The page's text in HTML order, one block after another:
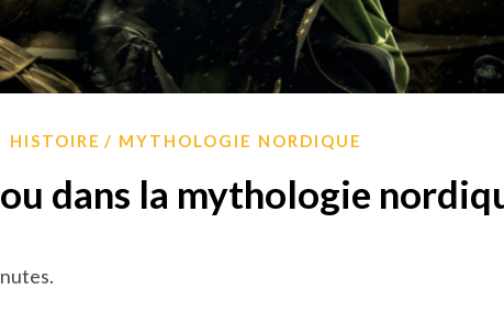
HISTOIRE MYTHOLOGIE NORDIQUE
dans la mythologie